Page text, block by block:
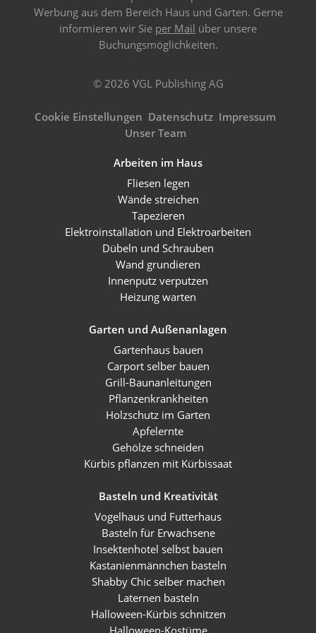
Werbung aus dem Bereich Haus und Garten. Gerne
informieren wir Sie per Mail über unsere
Buchungsmöglichkeiten.
© 2026 VGL Publishing AG
Cookie Einstellungen Datenschutz Impressum
Unser Team
Arbeiten im Haus
Fliesen legen
Wände streichen
Tapezieren
Elektroinstallation und Elektroarbeiten
Dübeln und Schrauben
Wand grundieren
Innenputz verputzen
Heizung warten
Garten und Außenanlagen
Gartenhaus bauen
Carport selber bauen
Grill-Baunanleitungen
Pflanzenkrankheiten
Holzschutz im Garten
Apfelernte
Gehölze schneiden
Kürbis pflanzen mit Kürbissaat
Basteln und Kreativität
Vogelhaus und Futterhaus
Basteln für Erwachsene
Insektenhotel selbst bauen
Kastanienmännchen basteln
Shabby Chic selber machen
Laternen basteln
Halloween-Kürbis schnitzen
Halloween-Kostüme